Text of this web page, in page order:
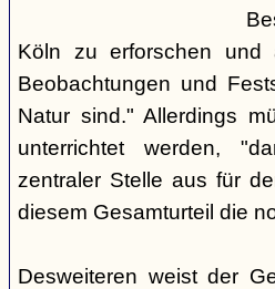
Köln zu erforschen und
Beobachtungen und
Natur sind." Allerdings
unterrichtet werden,
zentraler Stelle aus für
diesem Gesamturteil die
Desweiteren weist der